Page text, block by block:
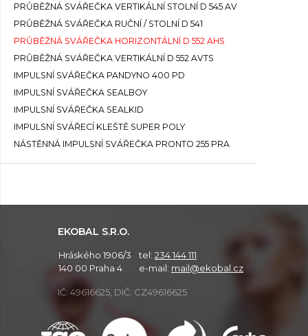
PRŮBĚŽNÁ SVÁŘEČKA VERTIKÁLNÍ STOLNÍ D 545 AV
PRŮBĚŽNÁ SVÁŘEČKA RUČNÍ / STOLNÍ D 541
PRŮBĚŽNÁ SVÁŘEČKA HORIZONTÁLNÍ D 552 AHS
PRŮBĚŽNÁ SVÁŘEČKA VERTIKÁLNÍ D 552 AVTS
IMPULSNÍ SVÁŘEČKA PANDYNO 400 PD
IMPULSNÍ SVÁŘEČKA SEALBOY
IMPULSNÍ SVÁŘEČKA SEALKID
IMPULSNÍ SVÁŘECÍ KLEŠTĚ SUPER POLY
NÁSTĚNNÁ IMPULSNÍ SVÁŘEČKA PRONTO 255 PRA
EKOBAL S.R.O.
Hráského 1906/3
140 00 Praha 4
tel: 234 144 111
e-mail: mail@ekobal.cz
IČ: 49616625, DIČ: CZ49616625